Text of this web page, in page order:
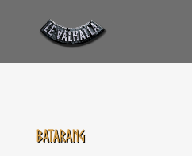
Batarang